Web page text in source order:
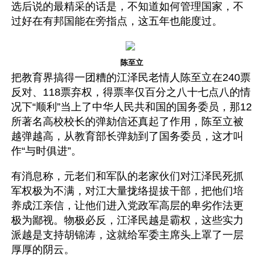
选后说的最精采的话是，不知道如何管理国家，不
过好在有邦国能在旁指点，这五年也能度过。
陈至立
把教育界搞得一团糟的江泽民老情人陈至立在240票
反对、118票弃权，得票率仅百分之八十七点八的情
况下“顺利”当上了中华人民共和国的国务委员，那12
所著名高校校长的弹劾信还真起了作用，陈至立被
越弹越高，从教育部长弹劾到了国务委员，这才叫
作“与时俱进”。
有消息称，元老们和军队的老家伙们对江泽民死抓
军权极为不满，对江大量拢络提拔干部，把他们培
养成江亲信，让他们进入党政军高层的卑劣作法更
极为鄙视。物极必反，江泽民越是霸权，这些实力
派越是支持胡锦涛，这就给军委主席头上罩了一层
厚厚的阴云。